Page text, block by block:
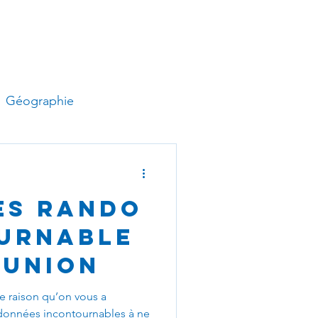
Géographie
Surf Trek Trail
Marché
RANDO
qu’on vous a
incontournables à ne